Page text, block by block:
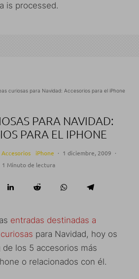
is processed.
curiosas para Navidad: Accesorios para el iPhone
PARA NAVIDAD:
PARA EL IPHONE
Accesorios iPhone · 1 diciembre, 2009 ·
1 Minuto de lectura
entradas destinadas a
para Navidad, hoy os
los 5 accesorios más
o relacionados con él.